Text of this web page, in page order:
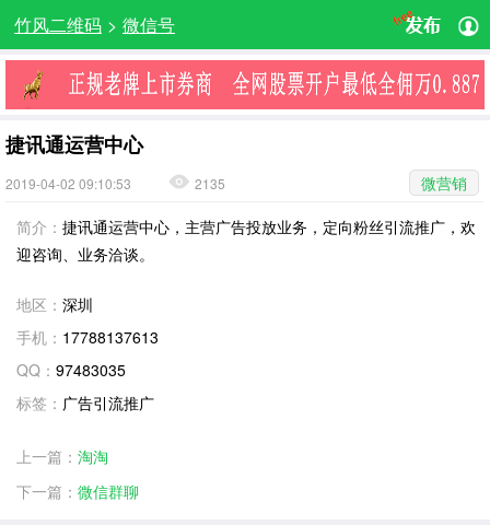
竹风二维码 > 微信号
捷讯通运营中心
2019-04-02 09:10:53 2135
微营销
简介： 捷讯通运营中心，主营广告投放业务，定向粉丝引流推广，欢
迎咨询、业务洽谈。
地区： 深圳
手机： 17788137613
QQ： 97483035
标签： 广告引流推广
上一篇： 淘淘
下一篇： 微信群聊